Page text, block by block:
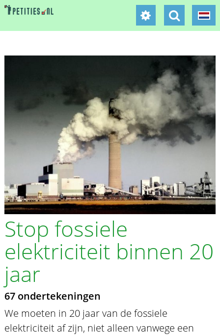
Stop fossiele
elektriciteit binnen 20
jaar
67 ondertekeningen
We moeten in 20 jaar van de fossiele
elektriciteit af zijn, niet alleen vanwege een